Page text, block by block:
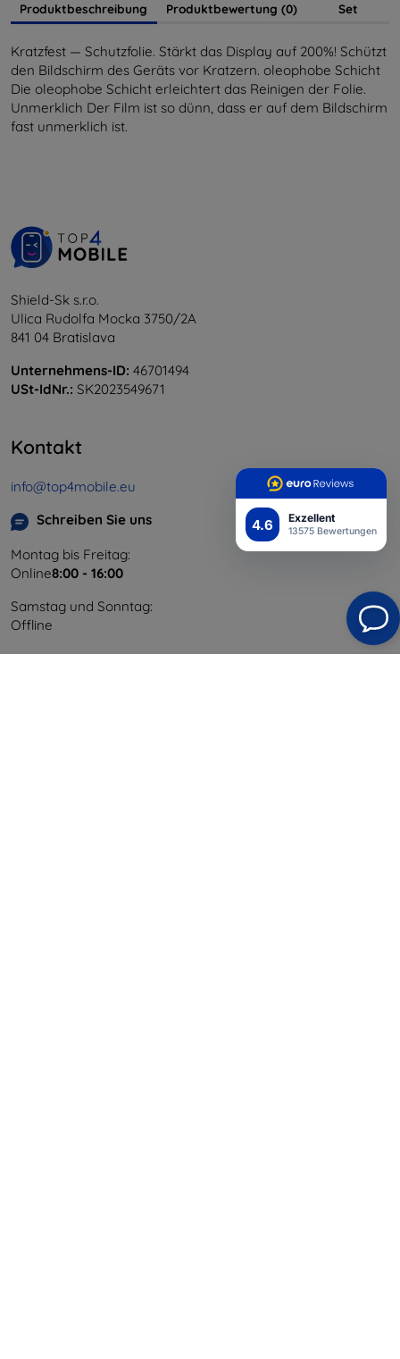
4.6 Exzellent
13575 Bewertungen
Produktbeschreibung Produktbewertung (0)
Set
Kratzfest — Schutzfolie. Stärkt das Display auf 200%! Schützt
den Bildschirm des Geräts vor Kratzern. oleophobe Schicht
Die oleophobe Schicht erleichtert das Reinigen der Folie.
Unmerklich Der Film ist so dünn, dass er auf dem Bildschirm
fast unmerklich ist.
Shield-Sk s.r.o.
Ulica Rudolfa Mocka 3750/2A
841 04 Bratislava
Unternehmens-ID: 46701494
USt-IdNr.: SK2023549671
Kontakt
info@top4mobile.eu
Schreiben Sie uns
Montag bis Freitag:
Online8:00 - 16:00
Samstag und Sonntag:
Offline